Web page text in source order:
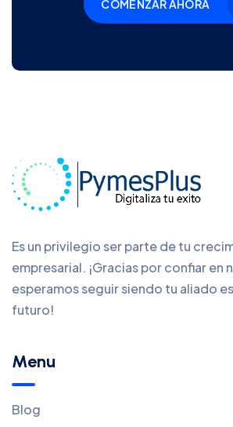
COMENZAR AHORA
Es un privilegio ser parte de tu
empresarial. ¡Gracias por confiar en
esperamos seguir siendo tu aliado
futuro!
Menu
Blog